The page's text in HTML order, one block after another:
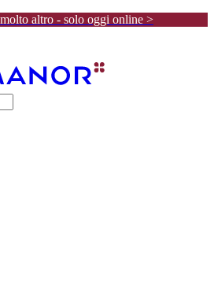
altro - solo oggi online >